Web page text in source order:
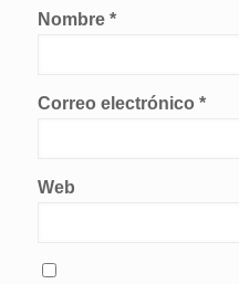
Nombre *
Correo electrónico *
Web